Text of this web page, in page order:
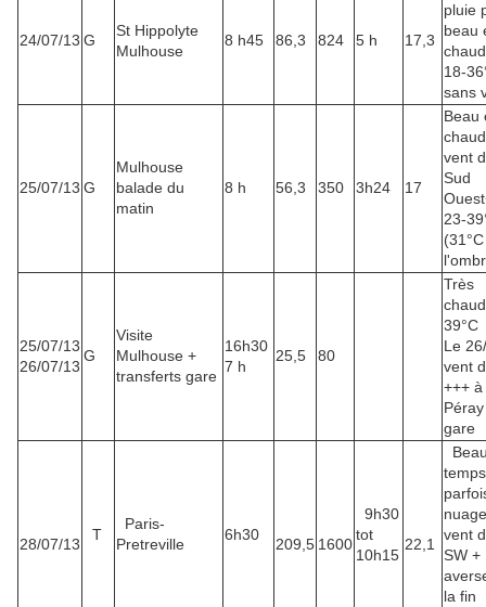
24/07/13 G
St Hippolyte
Mulhouse
8 h45 86,3 824 5 h 17,3
pluie
beau
chaud
18-
sans
25/07/13 G
Mulhouse
balade du
matin
8 h 56,3 350 3h24 17
Beau
vent
Sud
23-
25/07/13
26/07/13
G
Visite
Mulhouse +
transferts gare
16h30
7 h
25,5 80
Très
chaud
39°C
Le
vent
+++ à
Péray
gare
28/07/13
T
Paris-
Pretreville
6h30
209,5 1600
9h30
tot
10h15
22,1
vent
SW +
la fin